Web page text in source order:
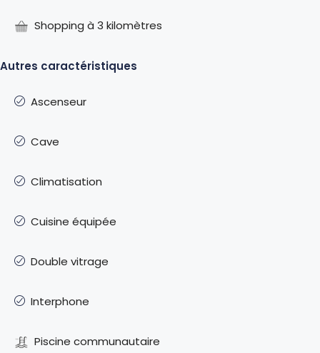
Shopping à 3 kilomètres
Autres caractéristiques
Ascenseur
Cave
Climatisation
Cuisine équipée
Double vitrage
Interphone
Piscine communautaire